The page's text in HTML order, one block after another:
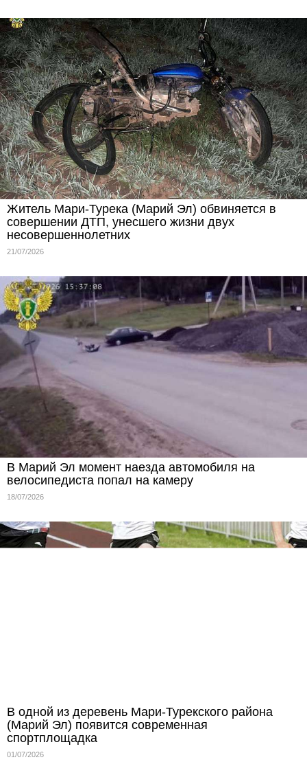
Житель Мари-Турека (Марий Эл) обвиняется в
совершении ДТП, унесшего жизни двух
несовершеннолетних
21/07/2026
В Марий Эл момент наезда автомобиля на
велосипедиста попал на камеру
18/07/2026
В одной из деревень Мари‑Турекского района
(Марий Эл) появится современная
спортплощадка
01/07/2026